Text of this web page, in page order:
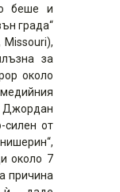
беше и
града“
Missouri),
за
около
Джордан
силен от
около 7
причина